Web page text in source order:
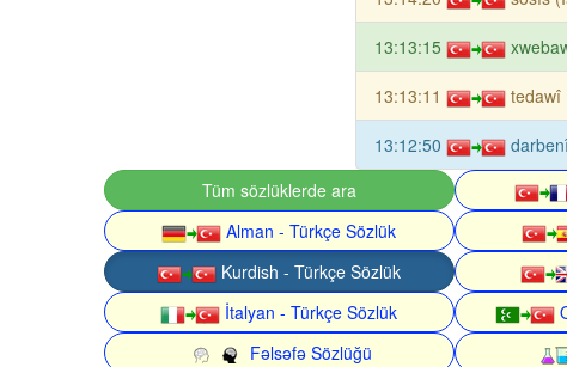
13:13:15
13:13:11 tedawî
13:12:50
Tüm sözlüklerde ara
Alman - Türkçe Sözlük
Kurdish - Türkçe Sözlük
İtalyan - Türkçe Sözlük
Fəlsəfə Sözlüğü